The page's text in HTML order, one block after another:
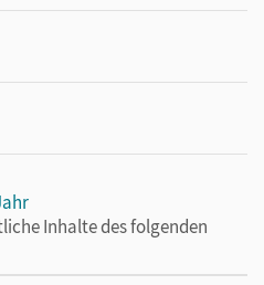
Inhalte des folgenden